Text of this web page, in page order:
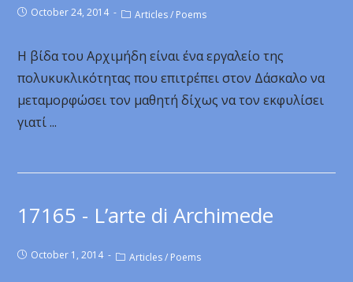
October 24, 2014 Articles / Poems
Η βίδα του Αρχιμήδη είναι ένα εργαλείο της
πολυκυκλικότητας που επιτρέπει στον Δάσκαλο να
μεταμορφώσει τον μαθητή δίχως να τον εκφυλίσει
γιατί ...
17165 - L’arte di Archimede
October 1, 2014 Articles / Poems